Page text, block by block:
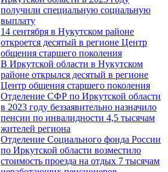
получили специальную социальную
выплату
14 сентября в Нукутском районе
откроется десятый в регионе Центр
общения старшего поколения
В Иркутской области в Нукутском
районе открылся десятый в регионе
Центр общения старшего поколения
Отделение СФР по Иркутской области
в 2023 году беззаявительно назначило
пенсии по инвалидности 4,5 тысячам
жителей региона
Отделение Социального фонда России
по Иркутской области возместило
стоимость проезда на отдых 7 тысячам